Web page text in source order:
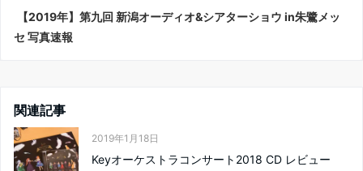
【2019年】第九回 新潟オーディオ&シアターショウ in朱鷺メッ
セ 写真速報
関連記事
2019年1月18日
Keyオーケストラコンサート2018 CD レビュー